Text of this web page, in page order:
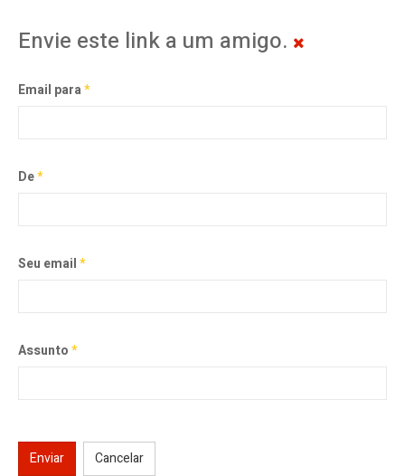
Envie este link a um amigo.
Email para*
De*
Seu email*
Assunto*
Enviar Cancelar